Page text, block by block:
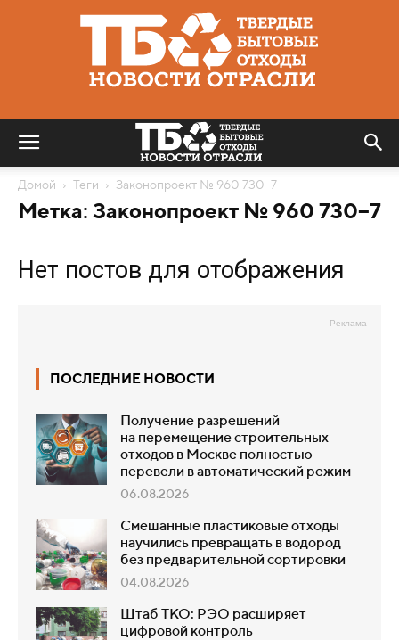
Твердые
бытовые
отходы
|
Домой Теги Законопроект № 960 730−7
Метка: Законопроект № 960 730−7
Нет постов для отображения
- Реклама -
ПОСЛЕДНИЕ НОВОСТИ
Получение разрешений
на перемещение строительных
отходов в Москве полностью
перевели в автоматический режим
06.08.2026
Смешанные пластиковые отходы
научились превращать в водород
без предварительной сортировки
04.08.2026
Штаб ТКО: РЭО расширяет
цифровой контроль